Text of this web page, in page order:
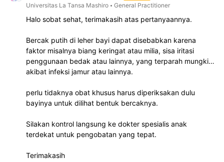
Universitas La Tansa Mashiro
General Practitioner
Halo sobat sehat, terimakasih atas pertanyaannya.
Bercak putih di leher bayi dapat disebabkan karena
faktor misalnya biang keringat atau milia, sisa iritasi
penggunaan bedak atau lainnya, yang terparah mungkin
akibat infeksi jamur atau lainnya.
perlu tidaknya obat khusus harus diperiksakan dulu
bayinya untuk dilihat bentuk bercaknya.
Silakan kontrol langsung ke dokter spesialis anak
terdekat untuk pengobatan yang tepat.
Terimakasih